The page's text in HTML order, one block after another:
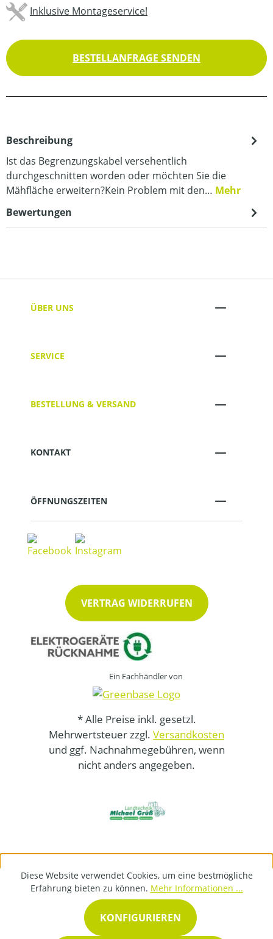
Inklusive Montageservice!
BESTELLANFRAGE SENDEN
Beschreibung
Ist das Begrenzungskabel versehentlich
durchgeschnitten worden oder möchten Sie die
Mähfläche erweitern?Kein Problem mit den… Mehr
Bewertungen
ÜBER UNS
SERVICE
BESTELLUNG & VERSAND
KONTAKT
ÖFFNUNGSZEITEN
VERTRAG WIDERRUFEN
Ein Fachhändler von
* Alle Preise inkl. gesetzl.
Mehrwertsteuer zzgl. Versandkosten
und ggf. Nachnahmegebühren, wenn
nicht anders angegeben.
Diese Website verwendet Cookies, um eine bestmögliche
Erfahrung bieten zu können. Mehr Informationen ...
KONFIGURIEREN